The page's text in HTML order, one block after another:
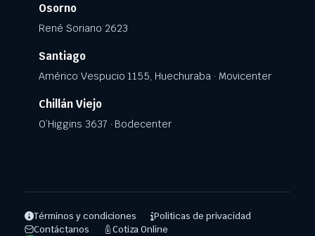
Osorno
René Soriano 2623
Santiago
Américo Vespucio 1155, Huechuraba · Movicenter
Chillán Viejo
O’Higgins 3637 · Bodecenter
Términos y condiciones
Politicas de privacidad
Contáctanos
Cotiza Online